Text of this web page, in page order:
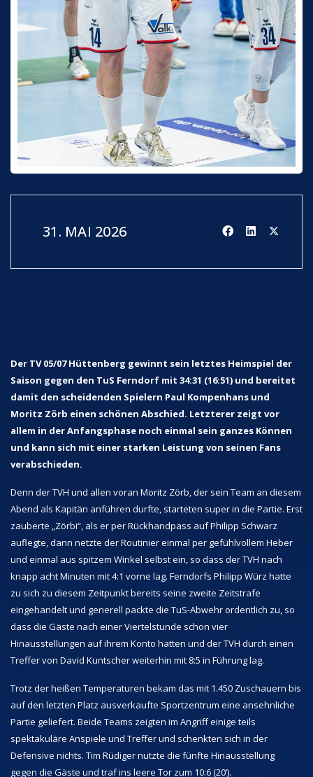
31. MAI 2026
Der TV 05/07 Hüttenberg gewinnt sein letztes Heimspiel der
Saison gegen den TuS Ferndorf mit 34:31 (16:51) und bereitet
damit den scheidenden Spielern Paul Kompenhans und
Moritz Zörb einen schönen Abschied. Letzterer zeigt vor
allem in der Anfangsphase noch einmal sein ganzes Können
und kann sich mit einer starken Leistung von seinen Fans
verabschieden.
Denn der TVH und allen voran Moritz Zörb, der sein Team an diesem
Abend als Kapitän anführen durfte, starteten super in die Partie. Erst
zauberte „Zörbi“, als er per Rückhandpass auf Philipp Schwarz
auflegte, dann netzte der Routinier einmal per gefühlvollem Heber
und einmal aus spitzem Winkel selbst ein, so dass der TVH nach
knapp acht Minuten mit 4:1 vorne lag. Ferndorfs Philipp Würz hatte
zu sich zu diesem Zeitpunkt bereits seine zweite Zeitstrafe
eingehandelt und generell packte die TuS-Abwehr ordentlich zu, so
dass die Gäste nach einer Viertelstunde schon vier
Hinausstellungen auf ihrem Konto hatten und der TVH durch einen
Treffer von David Kuntscher weiterhin mit 8:5 in Führung lag.
Trotz der heißen Temperaturen bekam das mit 1.450 Zuschauern bis
auf den letzten Platz ausverkaufte Sportzentrum eine ansehnliche
Partie geliefert. Beide Teams zeigten im Angriff einige teils
spektakuläre Anspiele und Treffer und schenkten sich in der
Defensive nichts. Tim Rüdiger nutzte die fünfte Hinausstellung
gegen die Gäste und traf ins leere Tor zum 10:6 (20‘).